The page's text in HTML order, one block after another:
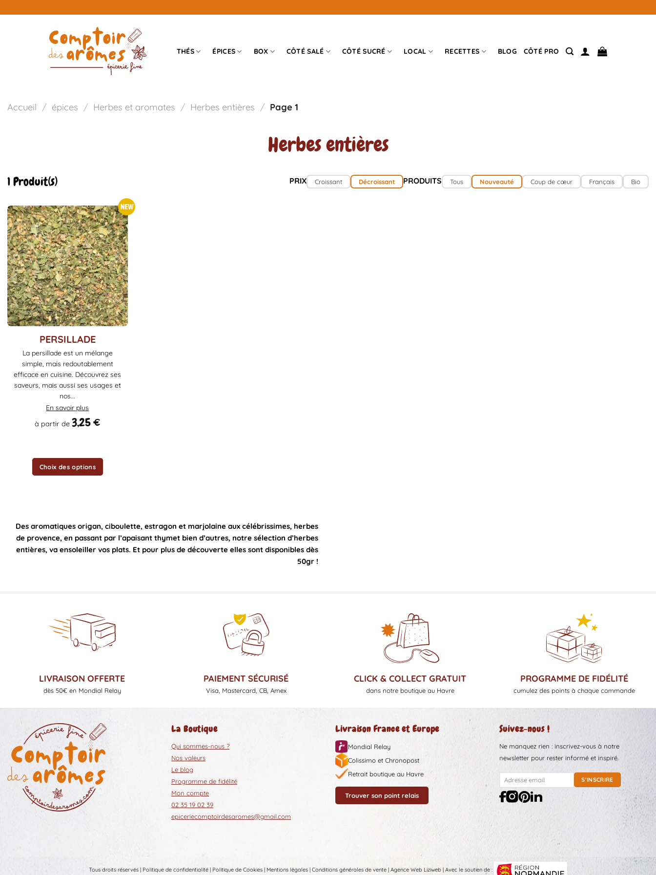
au
THÉS ÉPICES BOX CÔTÉ SALÉ CÔTÉ SUCRÉ LOCAL RECETTES BLOG CÔTÉ PRO
Accueil / épices / Herbes et aromates / Herbes entières / Page 1
Herbes entières
1 Produit(s) PRIX Croissant Décroissant PRODUITS Tous Nouveauté Coup de cœur Français Bio
PERSILLADE
La persillade est un mélange
simple, mais redoutablement
efficace en cuisine. Découvrez ses
saveurs, mais aussi ses usages et
nos...
En savoir plus
à partir de3,25€
Choix des options
plusieurs
Des aromatiques origan, ciboulette, estragon et marjolaine aux célébrissimes, herbes
de provence, en passant par l’apaisant thymet bien d’autres, notre sélection d’herbes
entières, va ensoleiller vos plats. Et pour plus de découverte elles sont disponibles dès
50gr !
LIVRAISON OFFERTE
dès 50€ en Mondial Relay
PAIEMENT SÉCURISÉ
Visa, Mastercard, CB, Amex
CLICK & COLLECT GRATUIT
dans notre boutique au Havre
PROGRAMME DE FIDÉLITÉ
cumulez des points à chaque commande
La Boutique
Qui sommes-nous ?
Nos valeurs
Le blog
Programme de fidélité
Mon compte
02 35 19 02 39
epiceriecomptoirdesaromes@gmail.com
Livraison France et Europe
Mondial Relay
Colissimo et Chronopost
Retrait boutique au Havre
Trouver son point relais
Suivez-nous !
Ne manquez rien : inscrivez-vous à notre
newsletter pour rester informé et inspiré.
Tous droits réservés | Politique de confidentialité | Politique de Cookies | Mentions légales | Conditions générales de vente | Agence Web Liziweb | Avec le soutien de :